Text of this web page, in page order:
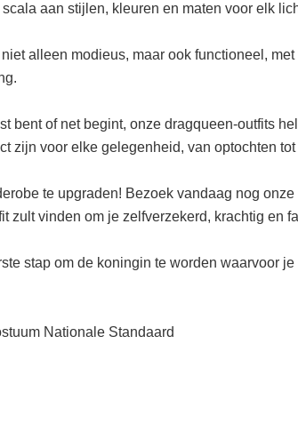
aan stijlen, kleuren en maten voor elk
alleen modieus, maar ook functioneel,
bent of net begint, onze dragqueen-outfits
zijn voor elke gelegenheid, van optochten
te upgraden! Bezoek vandaag nog
zult vinden om je zelfverzekerd, krachtig en
stap om de koningin te worden waarvoor
Nationale Standaard